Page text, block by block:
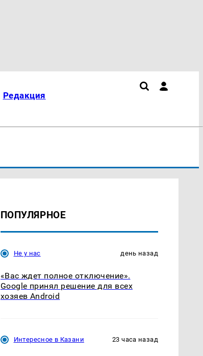
Редакция
ПОПУЛЯРНОЕ
Не у нас день назад
«Вас ждет полное отключение».
Google принял решение для всех
хозяев Android
Интересное в Казани 23 часа назад